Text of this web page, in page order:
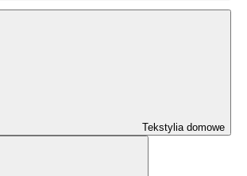
Tekstylia domowe